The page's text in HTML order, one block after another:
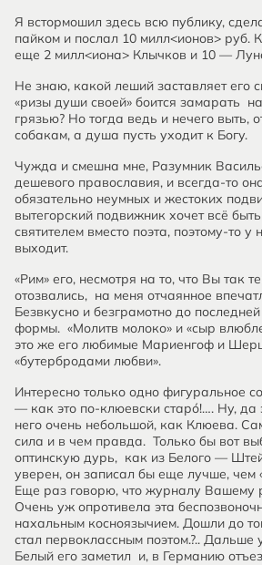
Я встормошил здесь всю публику,
пайком и послал 10 милл<ионов> руб.
еще 2 милл<иона> Клычков и 10 —
Не знаю, какой леший заставляет его
«ризы души своей» боится замарать
грязью? Но тогда ведь и нечего выть,
собакам, а душа пусть уходит к Богу.
Чужда и смешна мне, Разумник
дешевого православия, и всегда-то
обязательно неумных и жестоких
вытегорский подвижник хочет всё
святителем вместо поэта, поэтому-то у
выходит.
«Рим» его, несмотря на то, что Вы так
отозвались, на меня отчаянное
Безвкусно и безграмотно до
формы. «Молитв молоко» и «сыр
это же его любимые Мариенгоф и
«бутербродами любви».
Интересно только одно фигуральное
— как это по-клюевски старо́!…. Ну, да
него очень небольшой, как Клюева.
сила и в чем правда. Только бы вот
оптинскую дурь, как из Белого —
уверен, он записал бы еще лучше, чем
Еще раз говорю, что журналу Вашему
Очень уж опротивела эта
нахальным косноязычием. Дошли до
стал первоклассным поэтом.?..
Белый его заметил и, в Германию